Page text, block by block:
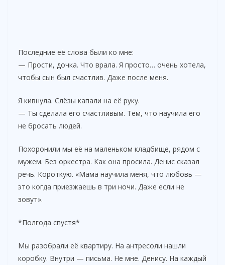
Последние её слова были ко мне:
— Прости, дочка. Что врала. Я просто… очень хотела,
чтобы сын был счастлив. Даже после меня.
Я кивнула. Слёзы капали на её руку.
— Ты сделала его счастливым. Тем, что научила его
не бросать людей.
Похоронили мы её на маленьком кладбище, рядом с
мужем. Без оркестра. Как она просила. Денис сказал
речь. Короткую. «Мама научила меня, что любовь —
это когда приезжаешь в три ночи. Даже если не
зовут».
*Полгода спустя*
Мы разобрали её квартиру. На антресоли нашли
коробку. Внутри — письма. Не мне. Денису. На каждый